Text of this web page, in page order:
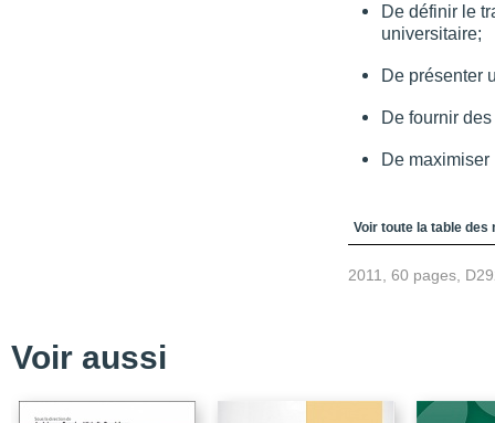
De définir le
universitaire;
De présenter
De fournir
De maximiser
Table des
Voir toute la table des
2011, 60 pages,
Voir aussi